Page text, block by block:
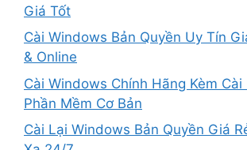
Giá Tốt
Cài Windows Bản Quyền Uy Tín
& Online
Cài Windows Chính Hãng Kèm Cài
Phần Mềm Cơ Bản
Cài Lại Windows Bản Quyền Giá